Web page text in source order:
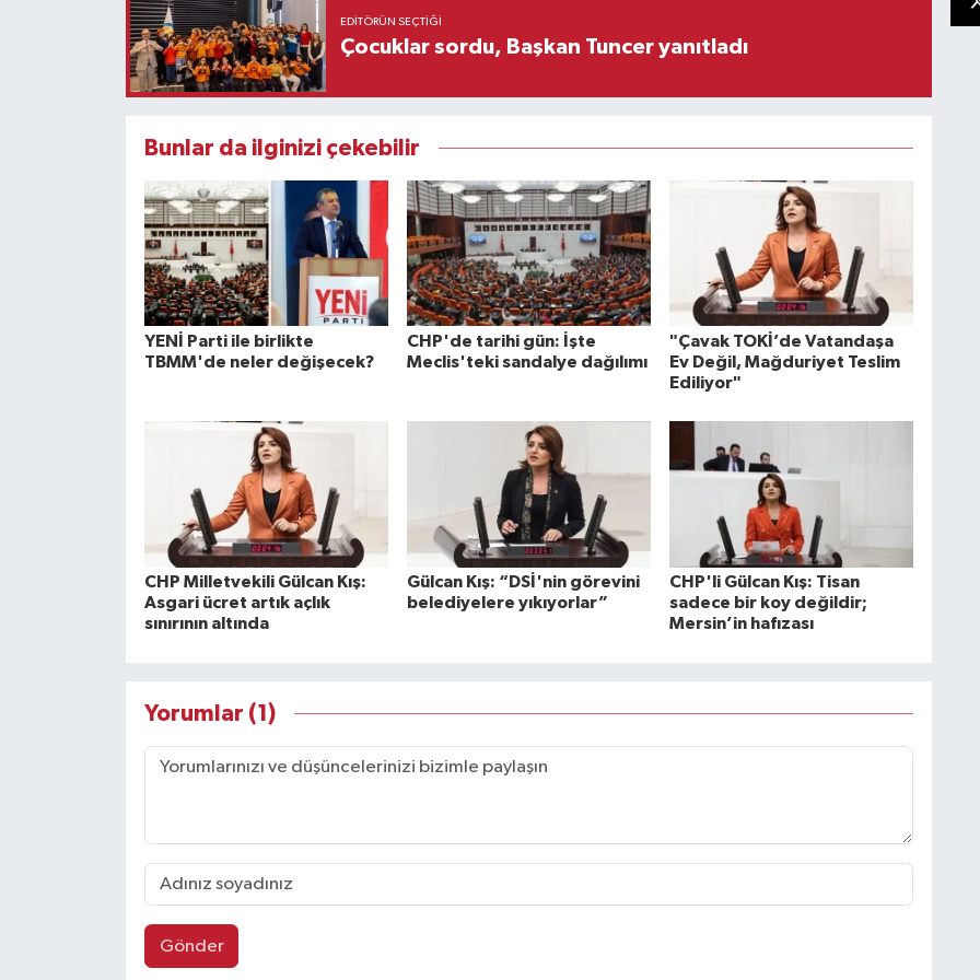
EDITÖRÜN SEÇTIĞI
Çocuklar sordu, Başkan Tuncer yanıtladı
Bunlar da ilginizi çekebilir
YENİ Parti ile birlikte
TBMM'de neler değişecek?
CHP'de tarihi gün: İşte
Meclis'teki sandalye dağılımı
"Çavak TOKİ’de Vatandaşa
Ev Değil, Mağduriyet Teslim
Ediliyor"
CHP Milletvekili Gülcan Kış:
Asgari ücret artık açlık
sınırının altında
Gülcan Kış: “DSİ'nin görevini
belediyelere yıkıyorlar”
CHP'li Gülcan Kış: Tisan
sadece bir koy değildir;
Mersin’in hafızası
Yorumlar (1)
Gönder